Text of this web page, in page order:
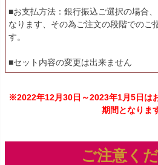
■お支払方法：銀行振込ご選択の場合
なります、その為ご注文の段階でのご
す。
■セット内容の変更は出来ません
※2022年12月30日～2023年1月5日は
期間となりま
ご注意く